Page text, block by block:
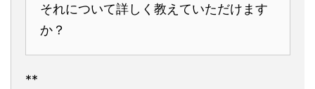
それについて詳しく教えていただけます
か？
**